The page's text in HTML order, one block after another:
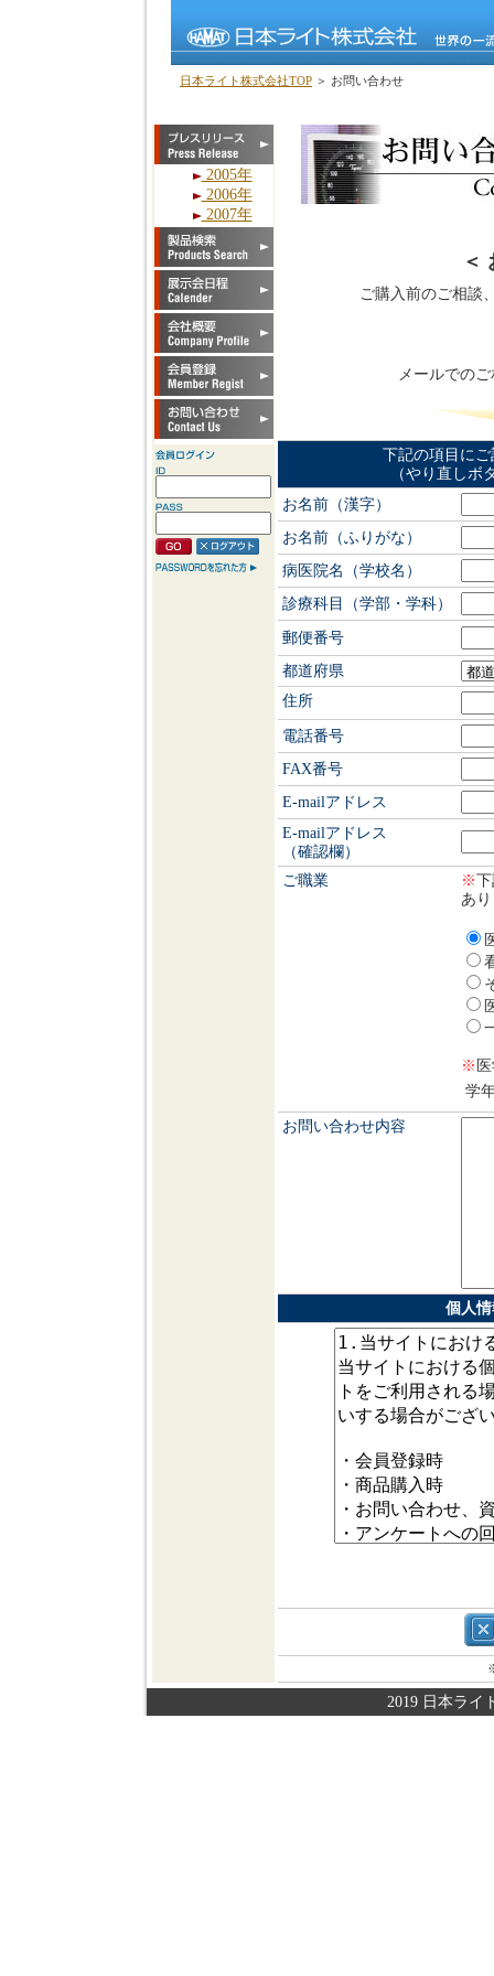
日本ライト株式会社TOP ＞ お問い合わせ
2005年
2006年
2007年
＜
ご購入前のご相談
メールでの
下記の項目に
（やり直しボ
お名前（漢字）
お名前（ふりがな）
病医院名（学校名）
診療科目（学部・学科）
郵便番号
都道府県
住所
電話番号
FAX番号
E-mailアドレス
E-mailアドレス
（確認欄）
ご職業
※
あ
※
学
お問い合わせ内容
個人
2019 日本ライ